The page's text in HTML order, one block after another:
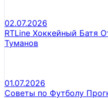
02.07.2026
RTLine Хоккейный Батя
Туманов
01.07.2026
Советы по Футболу